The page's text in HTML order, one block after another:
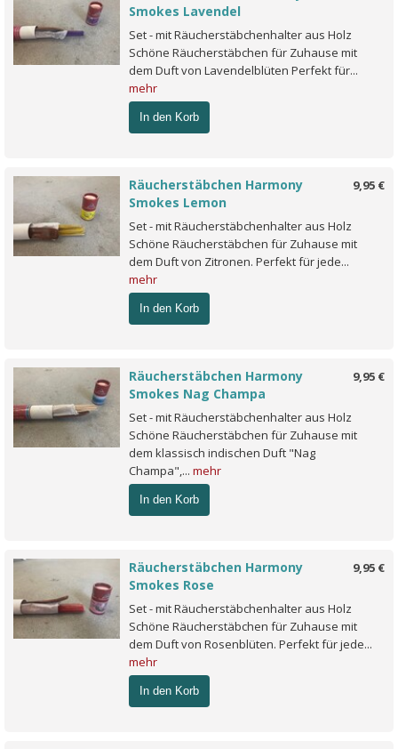
Smokes Lavendel
Set - mit Räucherstäbchenhalter aus Holz
Schöne Räucherstäbchen für Zuhause mit
dem Duft von Lavendelblüten Perfekt für...
mehr
In den Korb
9,95 €
Räucherstäbchen Harmony
Smokes Lemon
Set - mit Räucherstäbchenhalter aus Holz
Schöne Räucherstäbchen für Zuhause mit
dem Duft von Zitronen. Perfekt für jede...
mehr
In den Korb
9,95 €
Räucherstäbchen Harmony
Smokes Nag Champa
Set - mit Räucherstäbchenhalter aus Holz
Schöne Räucherstäbchen für Zuhause mit
dem klassisch indischen Duft "Nag
Champa",... mehr
In den Korb
9,95 €
Räucherstäbchen Harmony
Smokes Rose
Set - mit Räucherstäbchenhalter aus Holz
Schöne Räucherstäbchen für Zuhause mit
dem Duft von Rosenblüten. Perfekt für jede...
mehr
In den Korb